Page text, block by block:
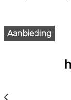
Aanbieding